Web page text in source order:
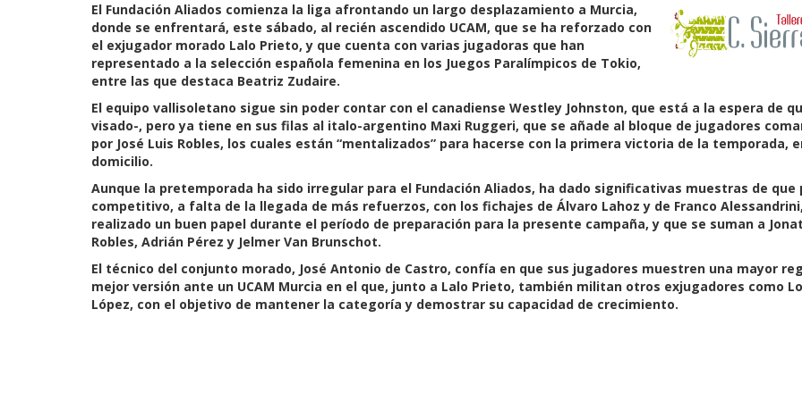
El Fundación Aliados comienza la liga afrontando un largo desplazamiento a Murcia,
donde se enfrentará, este sábado, al recién ascendido UCAM, que se ha reforzado con
el exjugador morado Lalo Prieto, y que cuenta con varias jugadoras que han
representado a la selección española femenina en los Juegos Paralímpicos de Tokio,
entre las que destaca Beatriz Zudaire.
El equipo vallisoletano sigue sin poder contar con el canadiense Westley Johnston, que está a la espera de
visado-, pero ya tiene en sus filas al italo-argentino Maxi Ruggeri, que se añade al bloque de jugadores
por José Luis Robles, los cuales están “mentalizados” para hacerse con la primera victoria de la temporada,
domicilio.
Aunque la pretemporada ha sido irregular para el Fundación Aliados, ha dado significativas muestras de que
competitivo, a falta de la llegada de más refuerzos, con los fichajes de Álvaro Lahoz y de Franco
realizado un buen papel durante el período de preparación para la presente campaña, y que se suman a
Robles, Adrián Pérez y Jelmer Van Brunschot.
El técnico del conjunto morado, José Antonio de Castro, confía en que sus jugadores muestren una mayor
mejor versión ante un UCAM Murcia en el que, junto a Lalo Prieto, también militan otros exjugadores como
López, con el objetivo de mantener la categoría y demostrar su capacidad de crecimiento.